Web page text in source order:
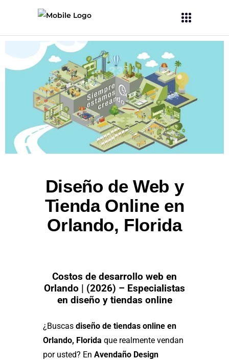
Diseño de Web y
Tienda Online en
Orlando, Florida
Costos de desarrollo web en
Orlando | (2026) – Especialistas
en diseño y tiendas online
¿Buscas diseño de tiendas online en
Orlando, Florida que realmente vendan
por usted? En Avendaño Design